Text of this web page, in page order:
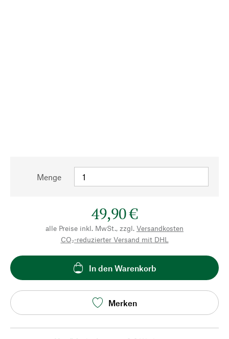
Menge
49,90 €
alle Preise inkl. MwSt., zzgl. Versandkosten
CO₂-reduzierter Versand mit DHL
In den Warenkorb
Merken